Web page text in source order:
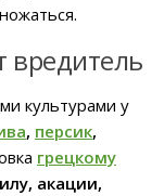
вредитель
культурами у
, персик,
грецкому
акации,